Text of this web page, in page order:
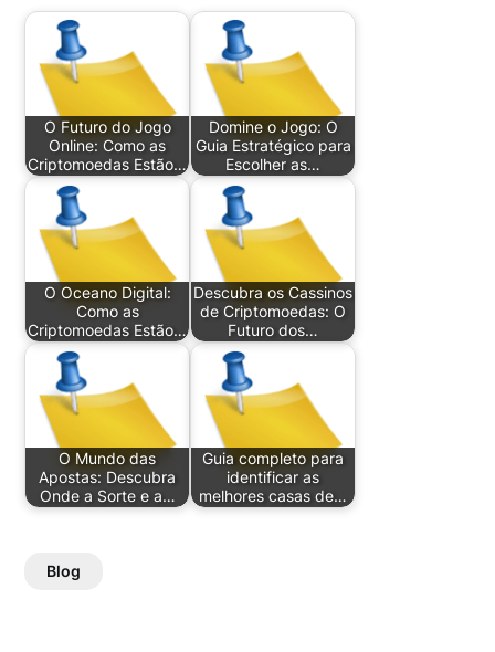
O Futuro do Jogo
Online: Como as
Criptomoedas Estão…
Domine o Jogo: O
Guia Estratégico para
Escolher as…
O Oceano Digital:
Como as
Criptomoedas Estão…
Descubra os Cassinos
de Criptomoedas: O
Futuro dos…
O Mundo das
Apostas: Descubra
Onde a Sorte e a…
Guia completo para
identificar as
melhores casas de…
Blog